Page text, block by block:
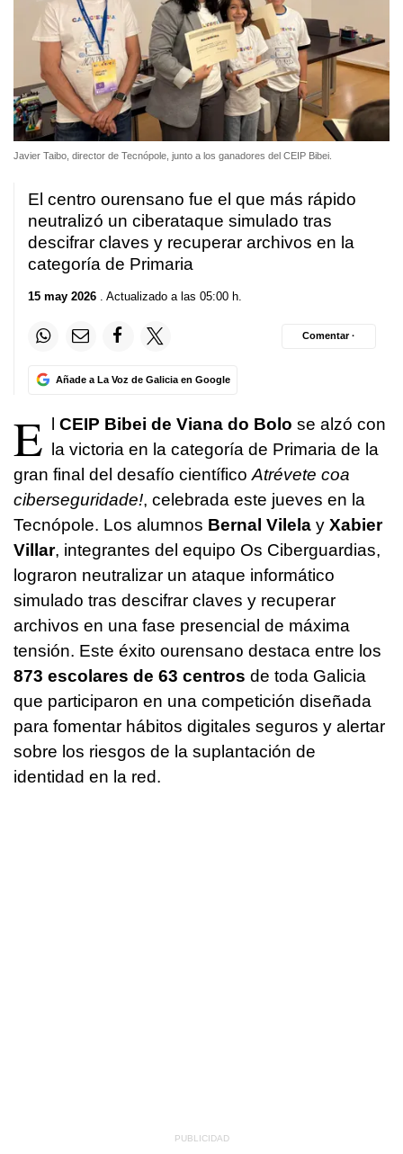
Javier Taibo, director de Tecnópole, junto a los ganadores del CEIP Bibei.
El centro ourensano fue el que más rápido
neutralizó un ciberataque simulado tras
descifrar claves y recuperar archivos en la
categoría de Primaria
15 may 2026 . Actualizado a las 05:00 h.
Añade a La Voz de Galicia en Google
Comentar ·
E l CEIP Bibei de Viana do Bolo se alzó con
la victoria en la categoría de Primaria de la
gran final del desafío científico Atrévete coa
ciberseguridade!, celebrada este jueves en la
Tecnópole. Los alumnos Bernal Vilela y Xabier
Villar, integrantes del equipo Os Ciberguardias,
lograron neutralizar un ataque informático
simulado tras descifrar claves y recuperar
archivos en una fase presencial de máxima
tensión. Este éxito ourensano destaca entre los
873 escolares de 63 centros de toda Galicia
que participaron en una competición diseñada
para fomentar hábitos digitales seguros y alertar
sobre los riesgos de la suplantación de
identidad en la red.